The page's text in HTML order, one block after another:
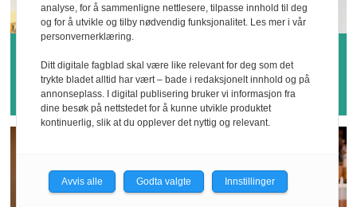
Hvem vinner årets
sykefraværspris?
analyse, for å sammenligne nettlesere, tilpasse innhold til deg
og for å utvikle og tilby nødvendig funksjonalitet. Les mer i vår
personvernerklæring.
Ditt digitale fagblad skal være like relevant for deg som det
trykte bladet alltid har vært – bade i redaksjonelt innhold og på
annonseplass. I digital publisering bruker vi informasjon fra
dine besøk på nettstedet for å kunne utvikle produktet
kontinuerlig, slik at du opplever det nyttig og relevant.
Avvis alle Godta valgte Innstillinger